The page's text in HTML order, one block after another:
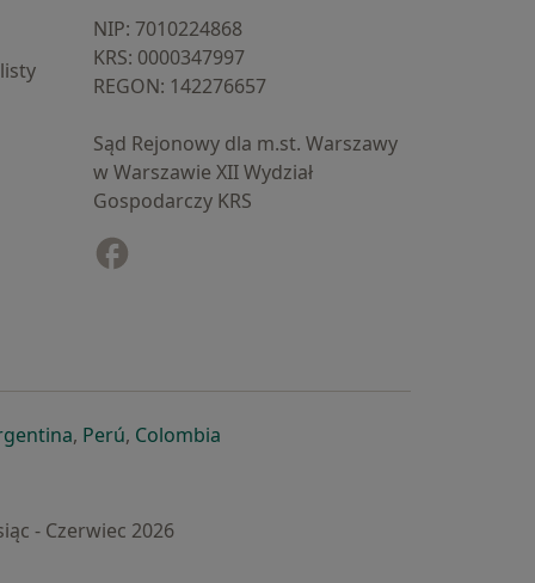
NIP: ⁠7010224868
KRS: ⁠0000347997
REGON: ⁠142276657
Sąd Rejonowy dla m.st. Warszawy
w Warszawie XII Wydział
Gospodarczy KRS
karcie
w nowej karcie
się w nowej karcie
otwiera się w nowej karcie
, Perúotwiera się w nowej karcie
, Colombiaotwiera się w nowej karcie
- Czerwiec 2026